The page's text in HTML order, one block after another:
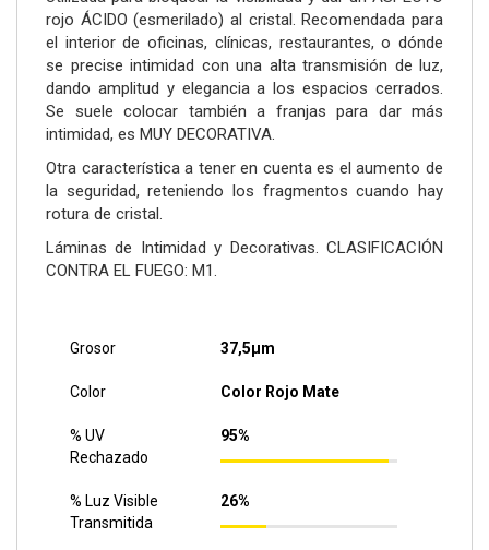
rojo ÁCIDO (esmerilado) al cristal. Recomendada para
el interior de oficinas, clínicas, restaurantes, o dónde
se precise intimidad con una alta transmisión de luz,
dando amplitud y elegancia a los espacios cerrados.
Se suele colocar también a franjas para dar más
intimidad, es MUY DECORATIVA.
Otra característica a tener en cuenta es el aumento de
la seguridad, reteniendo los fragmentos cuando hay
rotura de cristal.
Láminas de Intimidad y Decorativas. CLASIFICACIÓN
CONTRA EL FUEGO: M1.
Grosor 37,5µm
Color Color Rojo Mate
% UV
Rechazado
95%
% Luz Visible
Transmitida
26%